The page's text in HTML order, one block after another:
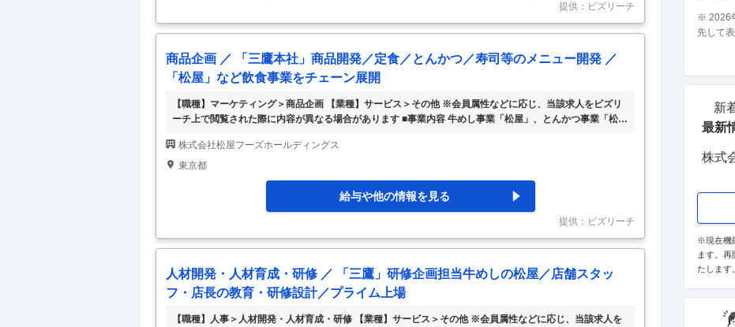
提供：ビズリーチ
商品企画 ／ 「三鷹本社」商品開発／定食／とんかつ／寿司等のメニュー開発 ／
「松屋」など飲食事業をチェーン展開
【職種】マーケティング＞商品企画 【業種】サービス＞その他 ※会員属性などに応じ、当該求人をビズリ
ーチ上で閲覧された際に内容が異なる場合があります ■事業内容 牛めし事業「松屋」、とんかつ事業「松の
テーキ松」「松牛」、パスタ業態「麦のトリコ」石焼業態「トゥックン・トゥックン」等の運営。 ※日本国
内、中国にて展開しています。 創業以来、「店はお客様の満足を得るために存在する」というお客様第一
主義の基本理念を貫いてきた松屋フーズ。そのコンセプトをソフト・ハードにわたり体現していくのは、す
株式会社松屋フーズホールディングス
東京都
給与や他の情報を見る
提供：ビズリーチ
人材開発・人材育成・研修 ／ 「三鷹」研修企画担当牛めしの松屋／店舗スタッ
フ・店長の教育・研修設計／プライム上場
【職種】人事＞人材開発・人材育成・研修 【業種】サービス＞その他 ※会員属性などに応じ、当該求人を
※ 2026
先して表
新
最新
株式
※現在機
ます。
たします。